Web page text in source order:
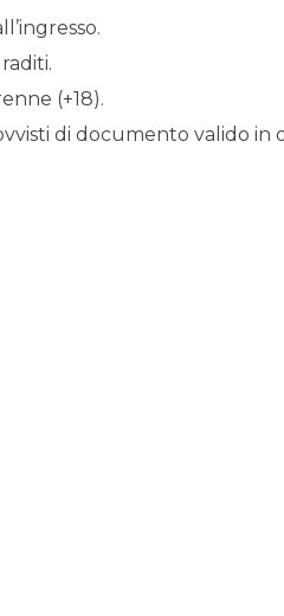
(+18).
di documento valido in